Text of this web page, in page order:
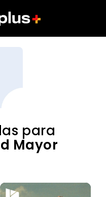
para
Mayor